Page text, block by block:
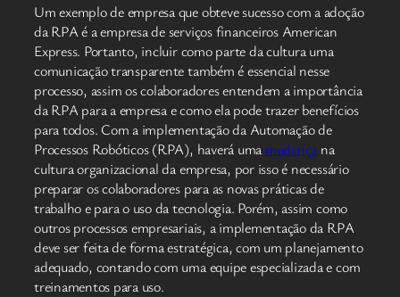
Um exemplo de empresa que obteve sucesso com a adoção
da RPA é a empresa de serviços financeiros American
Express. Portanto, incluir como parte da cultura uma
comunicação transparente também é essencial nesse
processo, assim os colaboradores entendem a importância
da RPA para a empresa e como ela pode trazer benefícios
para todos. Com a implementação da Automação de
Processos Robóticos (RPA), haverá uma mudança na
cultura organizacional da empresa, por isso é necessário
preparar os colaboradores para as novas práticas de
trabalho e para o uso da tecnologia. Porém, assim como
outros processos empresariais, a implementação da RPA
deve ser feita de forma estratégica, com um planejamento
adequado, contando com uma equipe especializada e com
treinamentos para uso.